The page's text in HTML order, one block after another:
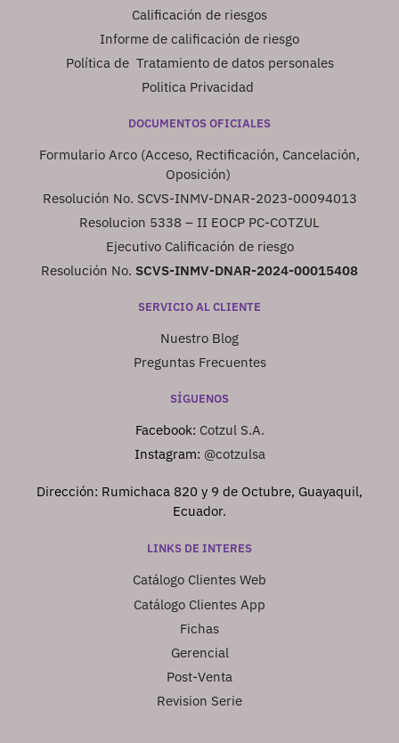
Calificación de riesgos
Informe de calificación de riesgo
Política de Tratamiento de datos personales
Politica Privacidad
DOCUMENTOS OFICIALES
Formulario Arco (Acceso, Rectificación, Cancelación,
Oposición)
Resolución No. SCVS-INMV-DNAR-2023-00094013
Resolucion 5338 – II EOCP PC-COTZUL
Ejecutivo Calificación de riesgo
Resolución No. SCVS-INMV-DNAR-2024-00015408
SERVICIO AL CLIENTE
Nuestro Blog
Preguntas Frecuentes
SÍGUENOS
Facebook: Cotzul S.A.
Instagram: @cotzulsa
Dirección: Rumichaca 820 y 9 de Octubre, Guayaquil,
Ecuador.
LINKS DE INTERES
Catálogo Clientes Web
Catálogo Clientes App
Fichas
Gerencial
Post-Venta
Revision Serie